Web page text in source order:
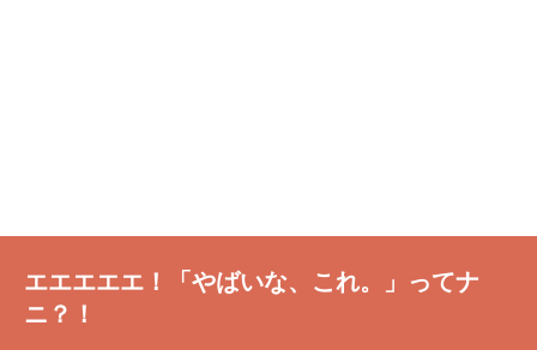
エエエエエ！「やばいな、これ。」ってナ
ニ？！